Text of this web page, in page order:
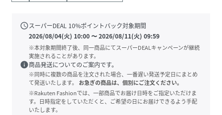
scheduleスーパーDEAL 10%ポイントバック対象期間
2026/08/04(火) 10:00〜2026/08/11(火) 09:59
※本対象期間終了後、同一商品にてスーパーDEALキャンペーンが継続
実施されることがあります。
info商品発送についてのご案内です。
※同時に複数の商品を注文された場合、一番遅い発送予定日にまとめ
て発送いたします。
お急ぎの商品は、個別にご注文ください。
※Rakuten Fashionでは、一部商品でお届け日時をご指定いただけま
す。日時指定をしていただくと、ご希望の日にお届けできるよう手配
いたします。